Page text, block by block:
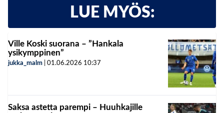
LUE MYÖS:
Ville Koski suorana – ”Hankala
ysikymppinen”
jukka_malm 01.06.2026 10:37
Saksa astetta parempi – Huuhkajille